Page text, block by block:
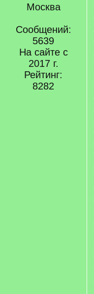
Москва
Сообщений:
5639
На сайте с
2017 г.
Рейтинг:
8282